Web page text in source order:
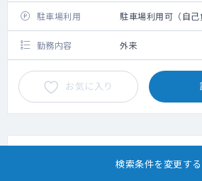
駐車場利用 駐車場利用可（自己
勤務内容 外来
お気に入り
専門医資格不問 専攻医・専修医可
検索条件を変更する